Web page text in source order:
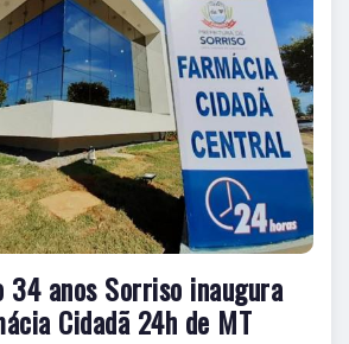
34 anos Sorriso inaugura
Cidadã 24h de MT